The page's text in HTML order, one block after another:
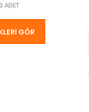
ADET
GÖR